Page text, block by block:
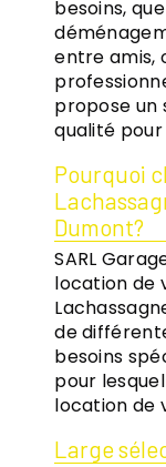
besoins,
entre amis,
propose un
qualité
Pourquoi
Dumont?
SARL
location de
de
besoins
pour
location de
Large